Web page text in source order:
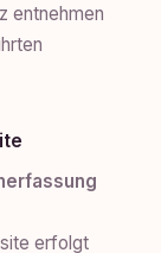
entnehmen
erfolgt